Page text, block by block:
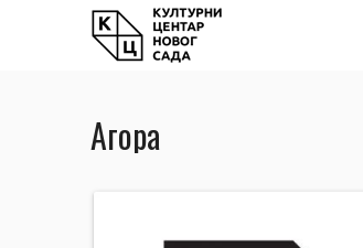
Агора